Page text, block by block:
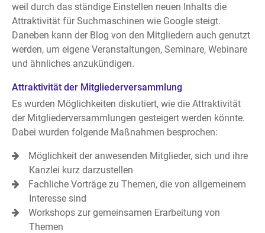
weil durch das ständige Einstellen neuen Inhalts die
Attraktivität für Suchmaschinen wie Google steigt.
Daneben kann der Blog von den Mitgliedern auch genutzt
werden, um eigene Veranstaltungen, Seminare, Webinare
und ähnliches anzukündigen.
Attraktivität der Mitgliederversammlung
Es wurden Möglichkeiten diskutiert, wie die Attraktivität
der Mitgliederversammlungen gesteigert werden könnte.
Dabei wurden folgende Maßnahmen besprochen:
Möglichkeit der anwesenden Mitglieder, sich und ihre
Kanzlei kurz darzustellen
Fachliche Vorträge zu Themen, die von allgemeinem
Interesse sind
Workshops zur gemeinsamen Erarbeitung von
Themen